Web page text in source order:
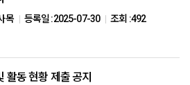
목 등록일 :2025-07-30 조회 :492
활동 현황 제출 공지